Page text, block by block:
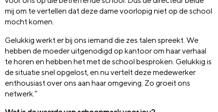
mij om te vertellen dat deze dame voorlopig niet op de school
mocht komen.
Gelukkig werkt er bij ons iemand die zes talen spreekt. We
hebben de moeder uitgenodigd op kantoor om haar verhaal
te horen en hebben het met de school besproken. Gelukkig is
de situatie snel opgelost, en nu vertelt deze medewerker
enthousiast over ons aan haar omgeving. Zo groeit ons
netwerk.”